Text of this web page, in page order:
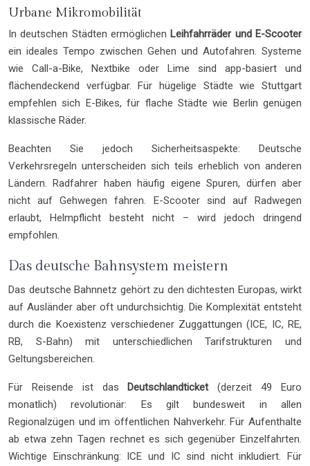
Urbane Mikromobilität
In deutschen Städten ermöglichen Leihfahrräder und E-Scooter
ein ideales Tempo zwischen Gehen und Autofahren. Systeme
wie Call-a-Bike, Nextbike oder Lime sind app-basiert und
flächendeckend verfügbar. Für hügelige Städte wie Stuttgart
empfehlen sich E-Bikes, für flache Städte wie Berlin genügen
klassische Räder.
Beachten Sie jedoch Sicherheitsaspekte: Deutsche
Verkehrsregeln unterscheiden sich teils erheblich von anderen
Ländern. Radfahrer haben häufig eigene Spuren, dürfen aber
nicht auf Gehwegen fahren. E-Scooter sind auf Radwegen
erlaubt, Helmpflicht besteht nicht – wird jedoch dringend
empfohlen.
Das deutsche Bahnsystem meistern
Das deutsche Bahnnetz gehört zu den dichtesten Europas, wirkt
auf Ausländer aber oft undurchsichtig. Die Komplexität entsteht
durch die Koexistenz verschiedener Zuggattungen (ICE, IC, RE,
RB, S-Bahn) mit unterschiedlichen Tarifstrukturen und
Geltungsbereichen.
Für Reisende ist das Deutschlandticket(derzeit 49 Euro
monatlich) revolutionär: Es gilt bundesweit in allen
Regionalzügen und im öffentlichen Nahverkehr. Für Aufenthalte
ab etwa zehn Tagen rechnet es sich gegenüber Einzelfahrten.
Wichtige Einschränkung: ICE und IC sind nicht inkludiert. Für